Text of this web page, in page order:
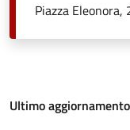
Piazza
Ultimo